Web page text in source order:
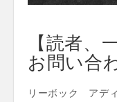
【読者、
お問い合
リーボック アデ